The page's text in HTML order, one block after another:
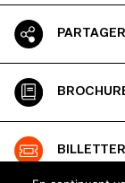
PARTAGER